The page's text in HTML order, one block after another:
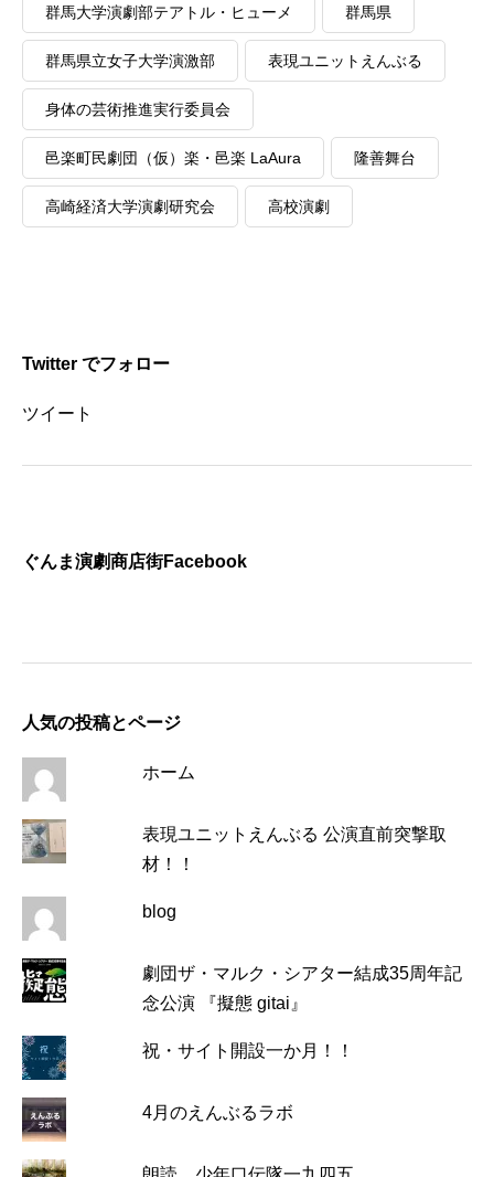
群馬大学演劇部テアトル・ヒューメ 群馬県
群馬県立女子大学演激部 表現ユニットえんぶる
身体の芸術推進実行委員会
邑楽町民劇団（仮）楽・邑楽 LaAura 隆善舞台
高崎経済大学演劇研究会 高校演劇
Twitter でフォロー
ツイート
ぐんま演劇商店街Facebook
人気の投稿とページ
ホーム
表現ユニットえんぶる 公演直前突撃取
材！！
blog
劇団ザ・マルク・シアター結成35周年記
念公演 『擬態 gitai』
祝・サイト開設一か月！！
4月のえんぶるラボ